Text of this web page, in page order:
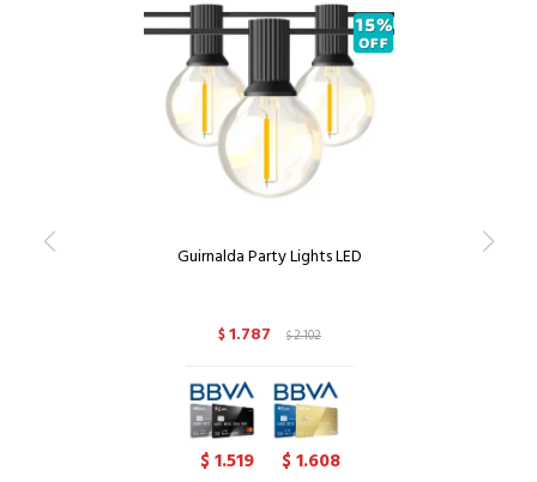
Guirnalda Party Lights LED
$ 1.787 $2.102
$1.519 $1.608